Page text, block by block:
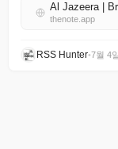
thenote.app
RSS Hunter•7월 4일